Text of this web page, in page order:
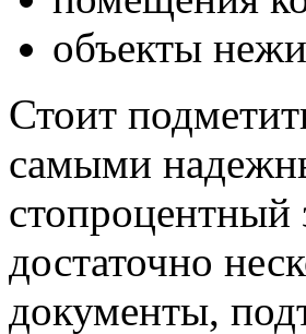
объекты
Стоит
самыми
достаточно
документы,